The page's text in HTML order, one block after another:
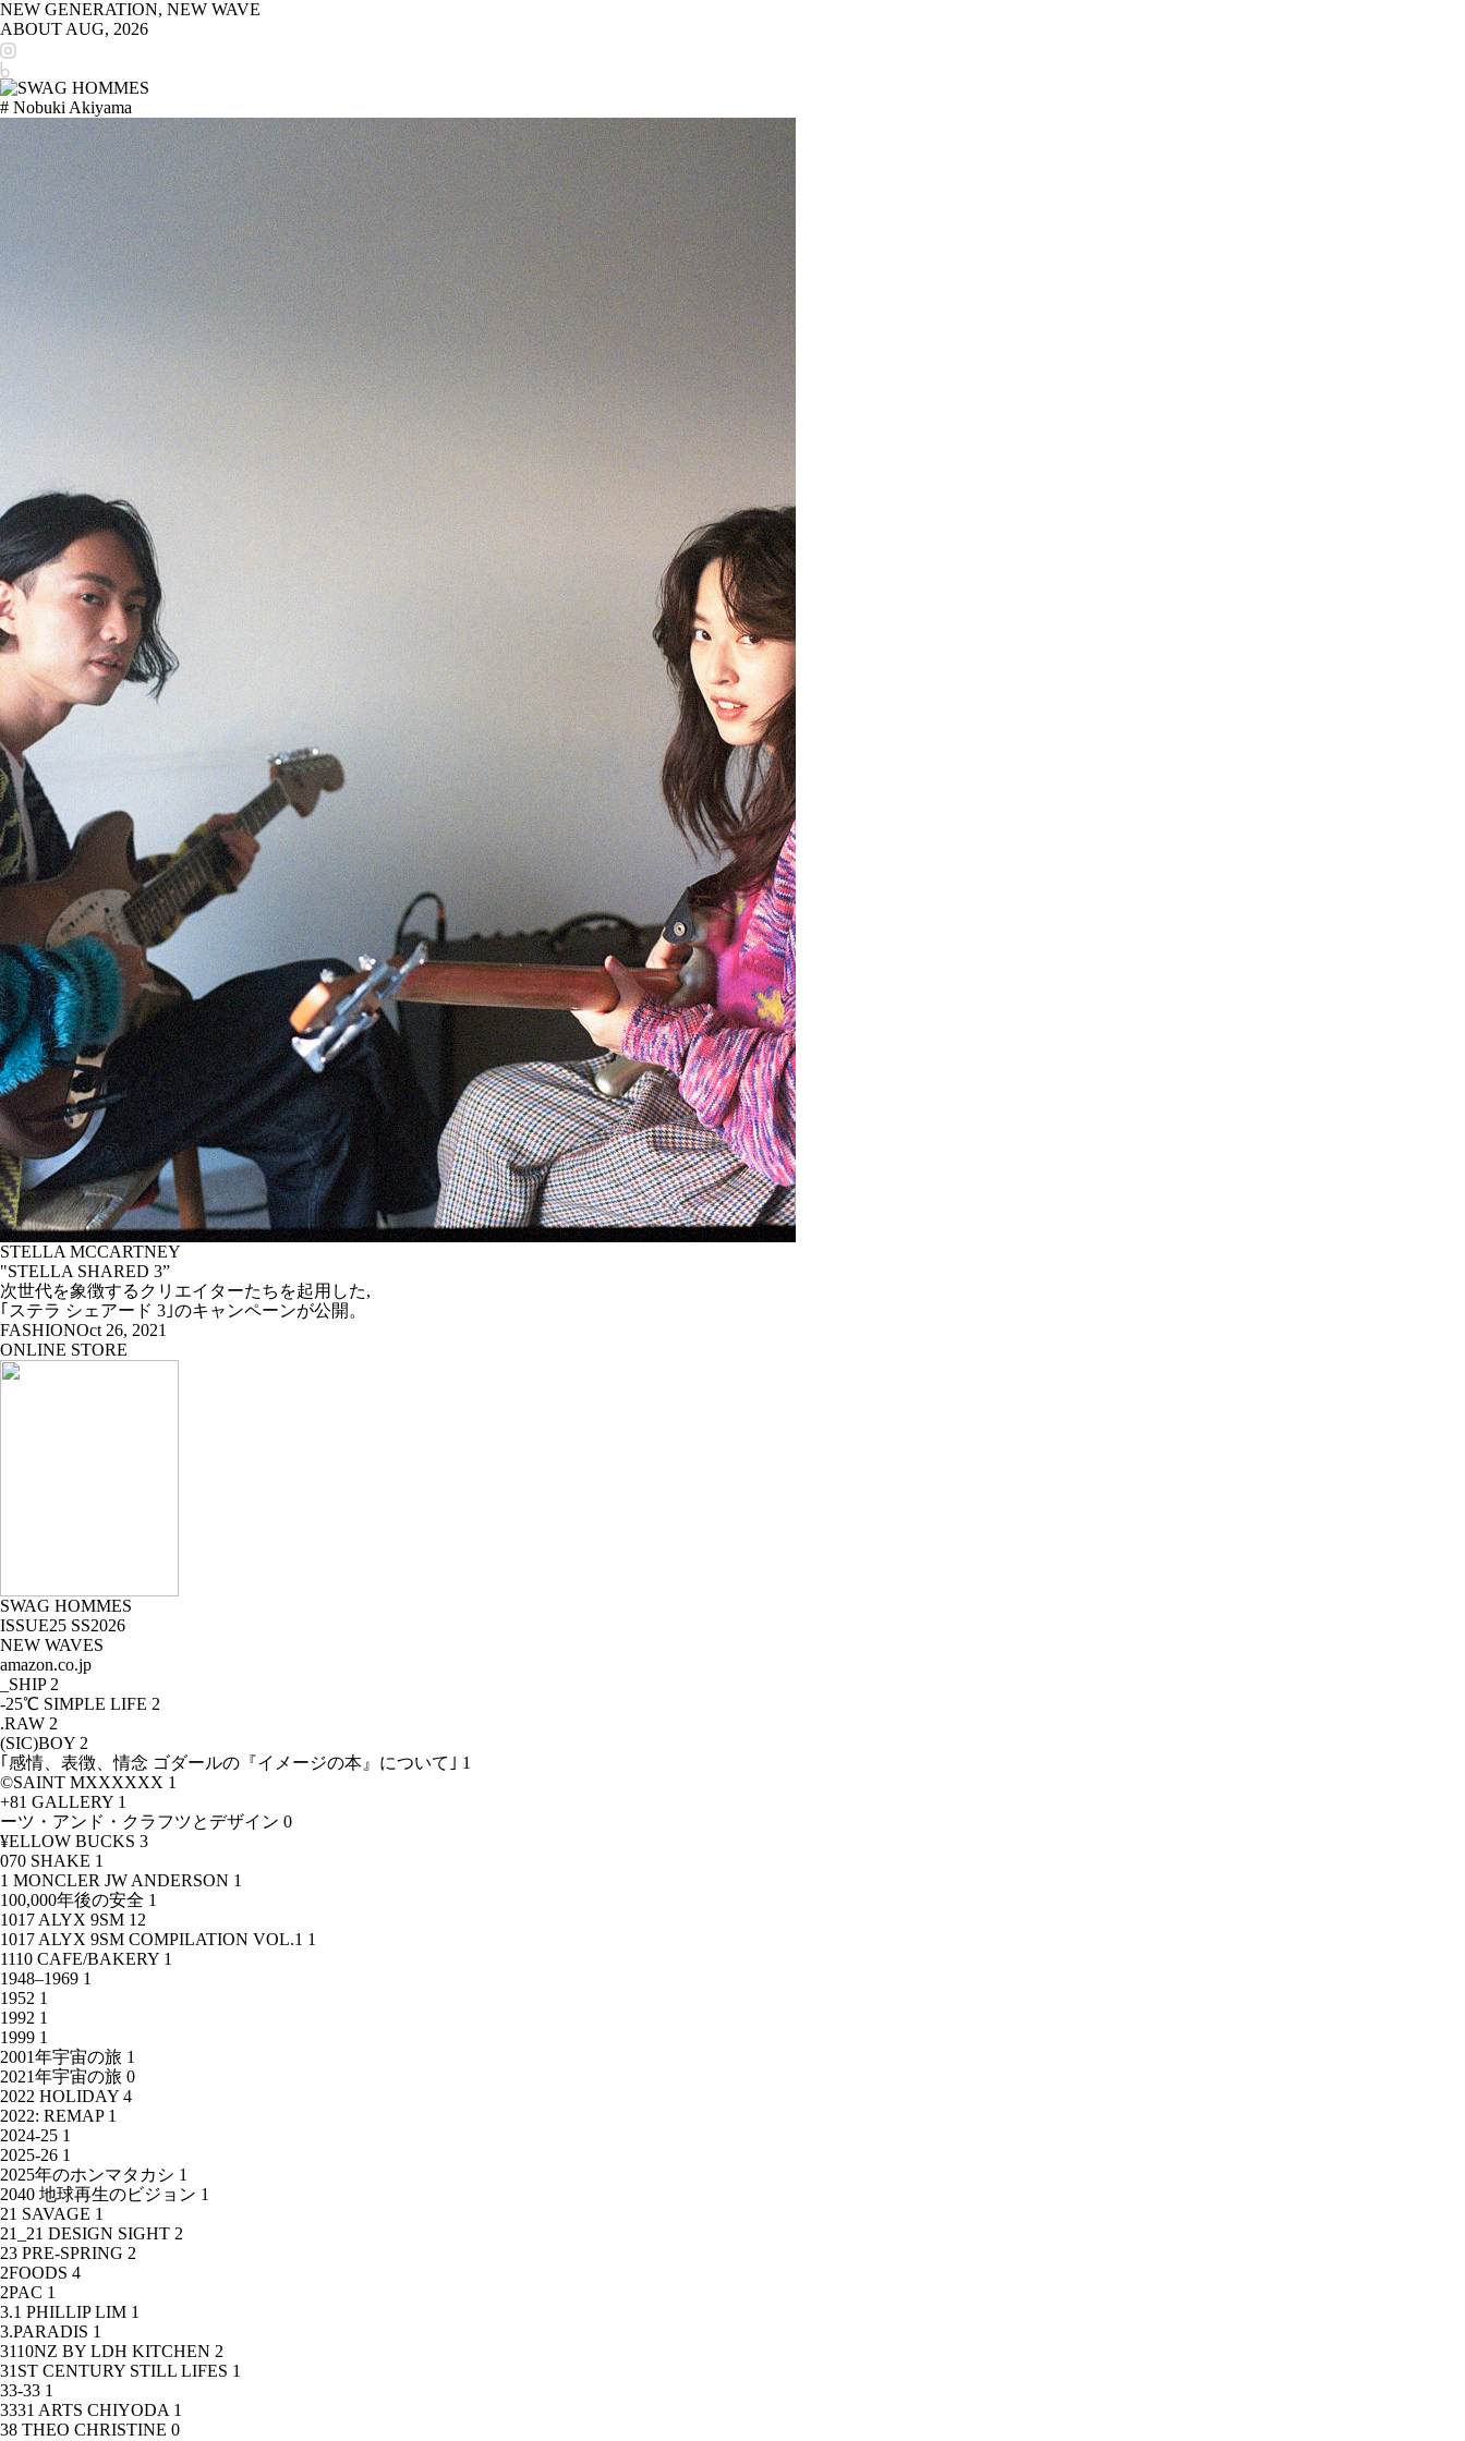
NEW GENERATION, NEW WAVE
ABOUT AUG, 2026
# Nobuki Akiyama
STELLA MCCARTNEY
"STELLA SHARED 3”
次世代を象徴するクリエイターたちを起用した,
｢ステラ シェアード 3｣のキャンペーンが公開。
FASHIONOct 26, 2021
ONLINE STORE
SWAG HOMMES
ISSUE25 SS2026
NEW WAVES
amazon.co.jp
_SHIP 2
-25℃ SIMPLE LIFE 2
.RAW 2
(SIC)BOY 2
｢感情、表徴、情念 ゴダールの『イメージの本』について｣ 1
©SAINT MXXXXXX 1
+81 GALLERY 1
ーツ・アンド・クラフツとデザイン 0
¥ELLOW BUCKS 3
070 SHAKE 1
1 MONCLER JW ANDERSON 1
100,000年後の安全 1
1017 ALYX 9SM 12
1017 ALYX 9SM COMPILATION VOL.1 1
1110 CAFE/BAKERY 1
1948–1969 1
1952 1
1992 1
1999 1
2001年宇宙の旅 1
2021年宇宙の旅 0
2022 HOLIDAY 4
2022: REMAP 1
2024-25 1
2025-26 1
2025年のホンマタカシ 1
2040 地球再生のビジョン 1
21 SAVAGE 1
21_21 DESIGN SIGHT 2
23 PRE-SPRING 2
2FOODS 4
2PAC 1
3.1 PHILLIP LIM 1
3.PARADIS 1
3110NZ BY LDH KITCHEN 2
31ST CENTURY STILL LIFES 1
33-33 1
3331 ARTS CHIYODA 1
38 THEO CHRISTINE 0